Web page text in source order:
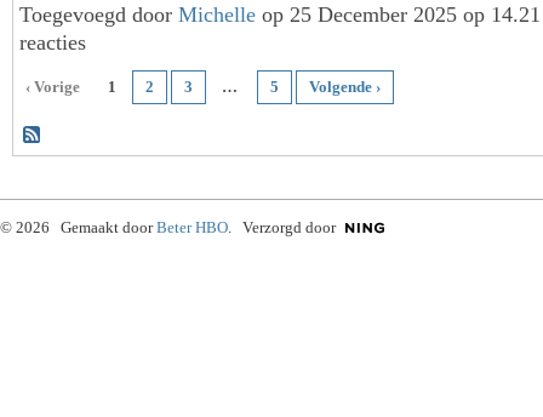
Toegevoegd door Michelle op 25 December 2025 op
reacties
‹ Vorige 1 2 3 … 5 Volgende ›
© 2026 Gemaakt doorBeter HBO. Verzorgd door